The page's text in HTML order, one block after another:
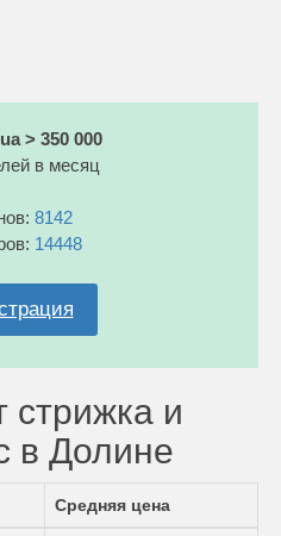
> 350 000
в месяц
8142
14448
стрижка и
в Долине
Средняя цена